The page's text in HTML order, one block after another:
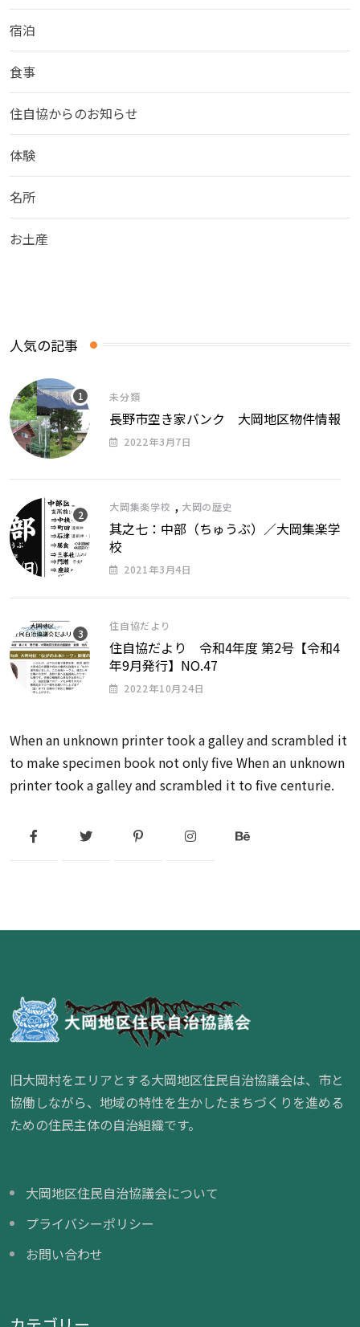
宿泊
食事
住自協からのお知らせ
体験
名所
お土産
人気の記事
未分類
長野市空き家バンク 大岡地区物件情報
2022年3月7日
大岡集楽学校 , 大岡の歴史
其之七：中部（ちゅうぶ）／大岡集楽学
校
2021年3月4日
住自協だより
住自協だより 令和4年度 第2号【令和4
年9月発行】NO.47
2022年10月24日
When an unknown printer took a galley and scrambled it
to make specimen book not only five When an unknown
printer took a galley and scrambled it to five centurie.
旧大岡村をエリアとする大岡地区住民自治協議会は、市と
協働しながら、地域の特性を生かしたまちづくりを進める
ための住民主体の自治組織です。
大岡地区住民自治協議会について
プライバシーポリシー
お問い合わせ